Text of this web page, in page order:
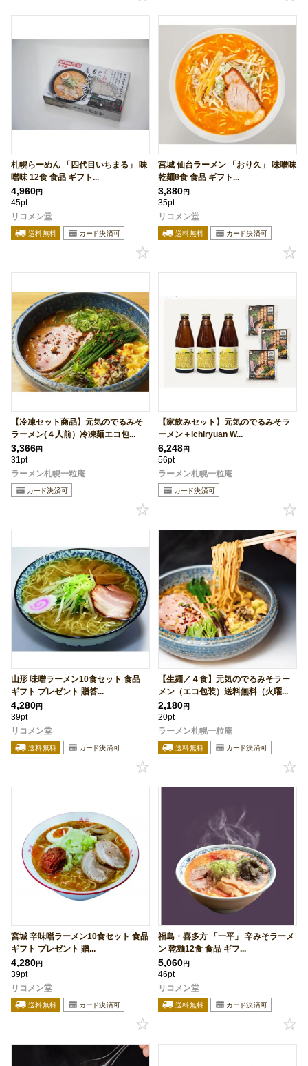
札幌らーめん 「四代目いちまる」 味
噌味 12食 食品 ギフト...
4,960円
45pt
リコメン堂
宮城 仙台ラーメン 「おり久」 味噌味
乾麺8食 食品 ギフト...
3,880円
35pt
リコメン堂
【冷凍セット商品】元気のでるみそ
ラーメン(４人前）冷凍麺エコ包...
3,366円
31pt
ラーメン札幌一粒庵
【家飲みセット】元気のでるみそラ
ーメン＋ichiryuan W...
6,248円
56pt
ラーメン札幌一粒庵
山形 味噌ラーメン10食セット 食品
ギフト プレゼント 贈答...
4,280円
39pt
リコメン堂
【生麺／４食】元気のでるみそラー
メン（エコ包装）送料無料（火曜...
2,180円
20pt
ラーメン札幌一粒庵
宮城 辛味噌ラーメン10食セット 食品
ギフト プレゼント 贈...
4,280円
39pt
リコメン堂
福島・喜多方 「一平」 辛みそラーメ
ン 乾麺12食 食品 ギフ...
5,060円
46pt
リコメン堂